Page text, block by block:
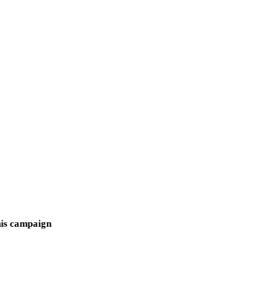
campaign